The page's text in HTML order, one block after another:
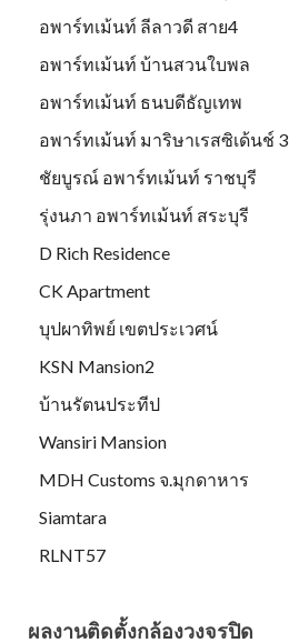
อพาร์ทเม้นท์ ลีลาวดี สาย4
อพาร์ทเม้นท์ บ้านสวนใบพล
อพาร์ทเม้นท์ ธนบดีธัญเทพ
อพาร์ทเม้นท์ มาริษาเรสซิเด้นช์ 3
ชัยบูรณ์ อพาร์ทเม้นท์ ราชบุรี
รุ่งนภา อพาร์ทเม้นท์ สระบุรี
D Rich Residence
CK Apartment
บุปผาทิพย์ เขตประเวศน์
KSN Mansion2
บ้านรัตนประทีป
Wansiri Mansion
MDH Customs จ.มุกดาหาร
Siamtara
RLNT57
ผลงานติดตั้งกล้องวงจรปิด